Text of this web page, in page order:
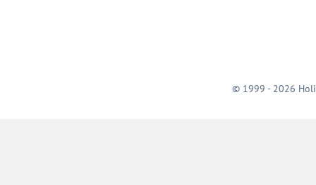
© 1999 - 2026